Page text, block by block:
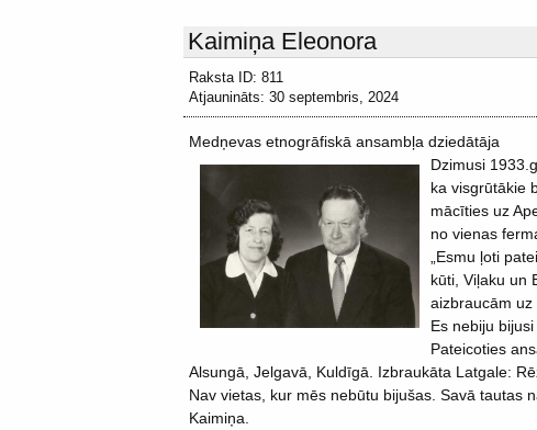
Kaimiņa Eleonora
Raksta ID: 811
Atjaunināts: 30 septembris, 2024
Medņevas etnogrāfiskā ansambļa dziedātāja
Dzimusi
ka visgrūtākie
mācīties uz
no vienas
„Esmu ļoti
kūti, Viļaku un
aizbraucām uz
Es nebiju
Pateicoties
Alsungā, Jelgavā, Kuldīgā. Izbraukāta Latgale:
Nav vietas, kur mēs nebūtu bijušas. Savā tautas
Kaimiņa.